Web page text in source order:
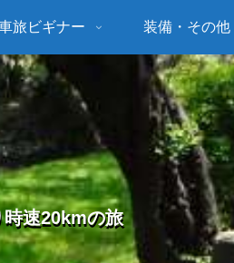
時速20kmの旅
旅ビギナー 装備・その他